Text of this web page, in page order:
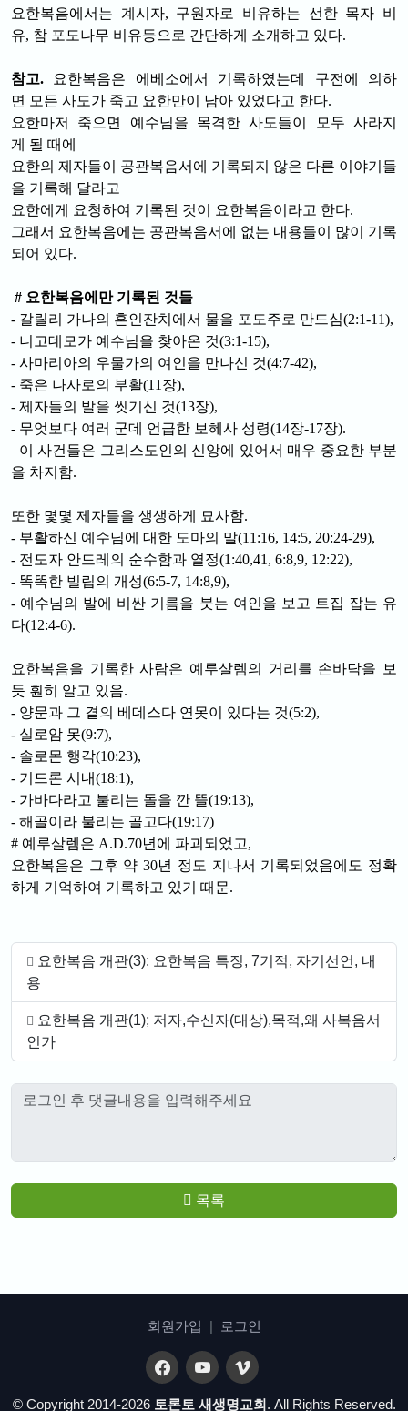
요한복음에서는 계시자, 구원자로 비유하는 선한 목자 비
유, 참 포도나무 비유등으로 간단하게 소개하고 있다.
참고. 요한복음은 에베소에서 기록하였는데 구전에 의하
면 모든 사도가 죽고 요한만이 남아 있었다고 한다.
요한마저 죽으면 예수님을 목격한 사도들이 모두 사라지
게 될 때에
요한의 제자들이 공관복음서에 기록되지 않은 다른 이야기들
을 기록해 달라고
요한에게 요청하여 기록된 것이 요한복음이라고 한다.
그래서 요한복음에는 공관복음서에 없는 내용들이 많이 기록
되어 있다.
# 요한복음에만 기록된 것들
- 갈릴리 가나의 혼인잔치에서 물을 포도주로 만드심(2:1-11),
- 니고데모가 예수님을 찾아온 것(3:1-15),
- 사마리아의 우물가의 여인을 만나신 것(4:7-42),
- 죽은 나사로의 부활(11장),
- 제자들의 발을 씻기신 것(13장),
- 무엇보다 여러 군데 언급한 보혜사 성령(14장-17장).
이 사건들은 그리스도인의 신앙에 있어서 매우 중요한 부분
을 차지함.
또한 몇몇 제자들을 생생하게 묘사함.
- 부활하신 예수님에 대한 도마의 말(11:16, 14:5, 20:24-29),
- 전도자 안드레의 순수함과 열정(1:40,41, 6:8,9, 12:22),
- 똑똑한 빌립의 개성(6:5-7, 14:8,9),
- 예수님의 발에 비싼 기름을 붓는 여인을 보고 트집 잡는 유
다(12:4-6).
요한복음을 기록한 사람은 예루살렘의 거리를 손바닥을 보
듯 훤히 알고 있음.
- 양문과 그 곁의 베데스다 연못이 있다는 것(5:2),
- 실로암 못(9:7),
- 솔로몬 행각(10:23),
- 기드론 시내(18:1),
- 가바다라고 불리는 돌을 깐 뜰(19:13),
- 해골이라 불리는 골고다(19:17)
# 예루살렘은 A.D.70년에 파괴되었고,
요한복음은 그후 약 30년 정도 지나서 기록되었음에도 정확
하게 기억하여 기록하고 있기 때문.
요한복음 개관(3): 요한복음 특징, 7기적, 자기선언, 내
용
요한복음 개관(1); 저자,수신자(대상),목적,왜 사복음서
인가
목록
회원가입 | 로그인
© Copyright 2014-2026 토론토 새생명교회. All Rights Reserved.